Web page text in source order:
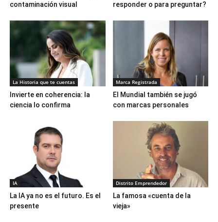
contaminación visual
responder o para preguntar?
La Historia que te cuentas
Invierte en coherencia: la
ciencia lo confirma
Marca Registrada
El Mundial también se jugó
con marcas personales
IA
La IA ya no es el futuro. Es el
presente
Distrito Emprendedor
La famosa «cuenta de la
vieja»